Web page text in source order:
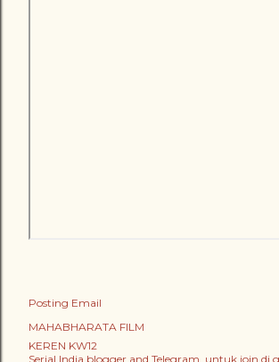
Posting Email
MAHABHARATA FILM
KEREN KW12
Serial India blogger and Telegram, untuk join di